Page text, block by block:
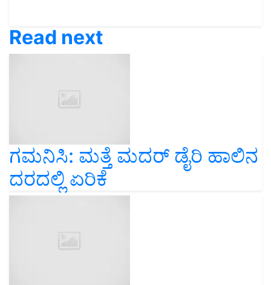
Read next
ಗಮನಿಸಿ: ಮತ್ತೆ ಮದರ್ ಡೈರಿ ಹಾಲಿನ
ದರದಲ್ಲಿ ಏರಿಕೆ